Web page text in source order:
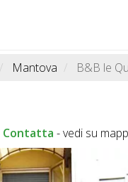
Mantova B&B le
Contatta -vedi su